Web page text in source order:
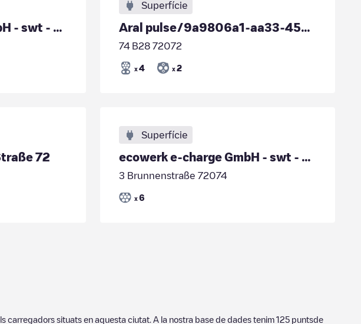
ecowerk e-charge GmbH - swt - Beim Herbstenhof 3
Superfície
Aral pulse/9a9806a1-aa33-45ce-bcad-1ce0e0d1c089
74 B28 72072
x 4 x 2
72
Superfície
ecowerk e-charge GmbH - swt - Brunnenstraße 3
3 Brunnenstraße 72074
x 6
carregadors situats en aquesta ciutat. A la nostra base de dades tenim 125 puntsde